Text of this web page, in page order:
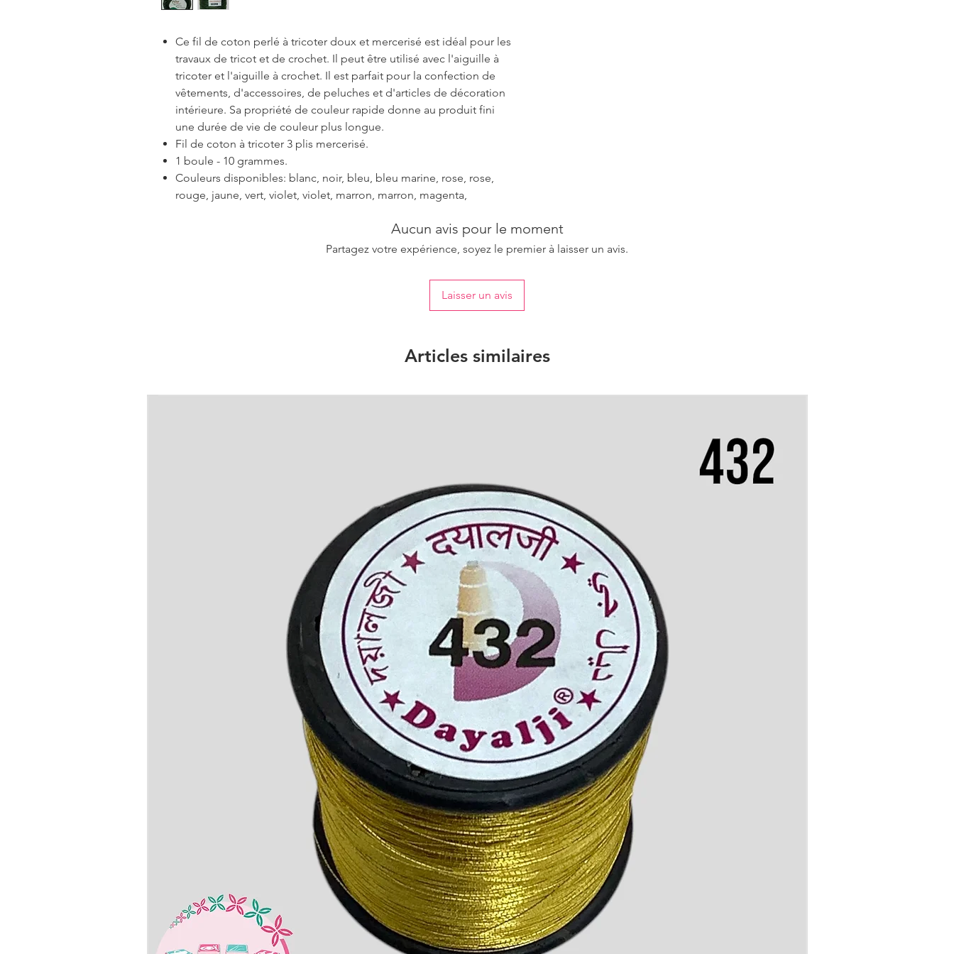
Ce fil de coton perlé à tricoter doux et mercerisé est idéal pour les
travaux de tricot et de crochet. Il peut être utilisé avec l'aiguille à
tricoter et l'aiguille à crochet. Il est parfait pour la confection de
vêtements, d'accessoires, de peluches et d'articles de décoration
intérieure. Sa propriété de couleur rapide donne au produit fini
une durée de vie de couleur plus longue.
Fil de coton à tricoter 3 plis mercerisé.
1 boule - 10 grammes.
Couleurs disponibles: blanc, noir, bleu, bleu marine, rose, rose,
rouge, jaune, vert, violet, violet, marron, marron, magenta,
Aucun avis pour le moment
Partagez votre expérience, soyez le premier à laisser un avis.
Laisser un avis
Articles similaires